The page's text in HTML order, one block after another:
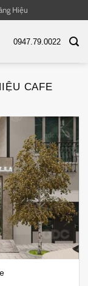
Hiệu
0947.79.0022
CAFE